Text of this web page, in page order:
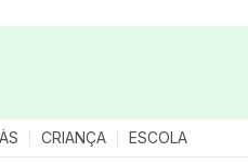
CRIANÇA ESCOLA